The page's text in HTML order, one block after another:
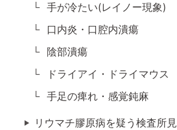
手が冷たい(レイノー現象)
口内炎・口腔内潰瘍
陰部潰瘍
ドライアイ・ドライマウス
手足の痺れ・感覚鈍麻
リウマチ膠原病を疑う検査所見